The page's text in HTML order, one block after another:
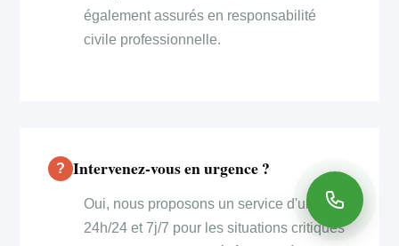
également assurés en responsabilité
civile professionnelle.
Intervenez-vous en urgence ?
Oui, nous proposons un service d'urgence
24h/24 et 7j/7 pour les situations critiques